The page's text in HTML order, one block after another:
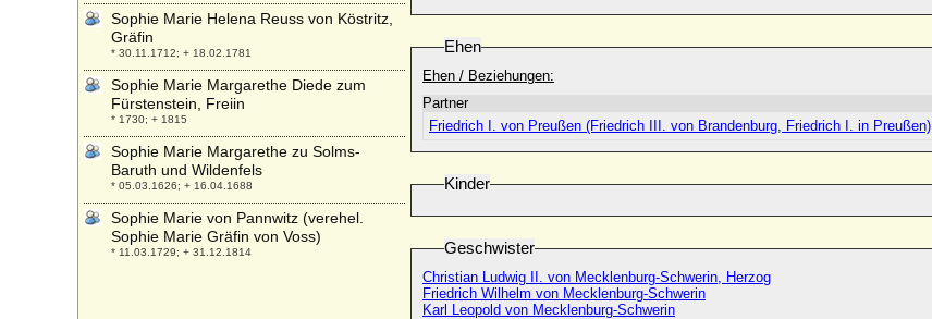
Ehen
Ehen / Beziehungen:
Partner
Friedrich I. von Preußen (Friedrich III. von Brandenburg, Friedrich I. in Preußen)
Kinder
Geschwister
Christian Ludwig II. von Mecklenburg-Schwerin, Herzog
Friedrich Wilhelm von Mecklenburg-Schwerin
Karl Leopold von Mecklenburg-Schwerin
Sophie Marie Helena Reuss von Köstritz,
Gräfin
* 30.11.1712; + 18.02.1781
Sophie Marie Margarethe Diede zum
Fürstenstein, Freiin
* 1730; + 1815
Sophie Marie Margarethe zu Solms-
Baruth und Wildenfels
* 05.03.1626; + 16.04.1688
Sophie Marie von Pannwitz (verehel.
Sophie Marie Gräfin von Voss)
* 11.03.1729; + 31.12.1814